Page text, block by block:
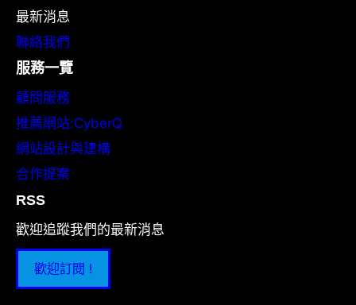
最新消息
聯絡我們
服務一覽
顧問服務
推薦網站:CyberQ
網站設計與建構
合作提案
RSS
歡迎追蹤我們的最新消息
歡迎訂閱 !